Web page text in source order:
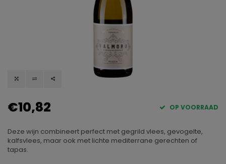
€10,82 OP VOORRAAD
Deze wijn combineert perfect met gegrild vlees, gevogelte,
kalfsvlees, maar ook met lichte mediterrane gerechten of
tapas.